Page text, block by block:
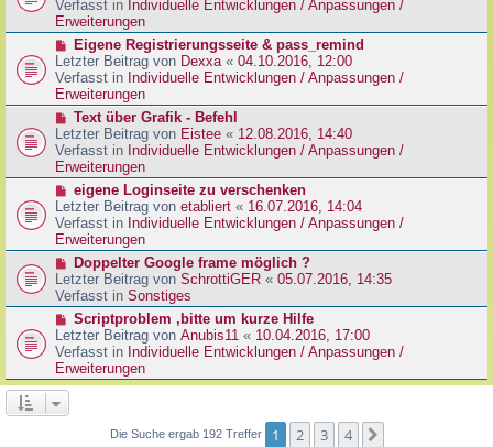
r
a
g
e
i
r
a
g
u
e
r
B
e
i
t
a
g
Verfasst in Individuelle Entwicklungen / Anpassungen /
Erweiterungen
N
e
u
e
r
B
e
i
t
a
g
Eigene Registrierungsseite & pass_remind
Letzter Beitrag von Dexxa« 04.10.2016, 12:00
Verfasst in Individuelle Entwicklungen / Anpassungen /
Erweiterungen
N
e
u
e
r
B
e
i
t
a
g
Text über Grafik - Befehl
Letzter Beitrag von Eistee « 12.08.2016, 14:40
Verfasst in Individuelle Entwicklungen / Anpassungen /
Erweiterungen
N
e
u
e
r
B
e
i
r
a
g
eigene Loginseite zu verschenken
Letzter Beitrag von etabliert « 16.07.2016, 14:04
Verfasst in Individuelle Entwicklungen / Anpassungen /
Erweiterungen
N
e
u
e
r
B
e
i
t
r
Doppelter Google frame möglich ?
Letzter Beitrag von SchrottiGER « 05.07.2016, 14:35
Verfasst in Sonstiges
N
e
u
e
r
e
Scriptproblem ,bitte um kurze Hilfe
Letzter Beitrag von Anubis11 « 10.04.2016, 17:00
Verfasst in Individuelle Entwicklungen / Anpassungen /
Erweiterungen
Die Suche ergab 192 Treffer 1 2 3 4